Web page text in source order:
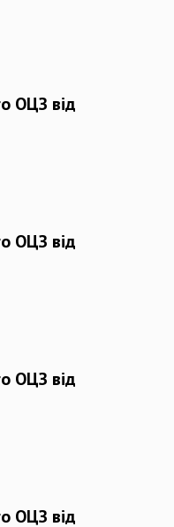
ОЦЗ від
ОЦЗ від
ОЦЗ від
ОЦЗ від